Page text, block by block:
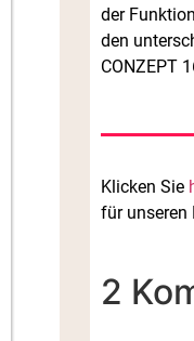
der
den
CONZEPT
Klicken Sie
für unseren
2